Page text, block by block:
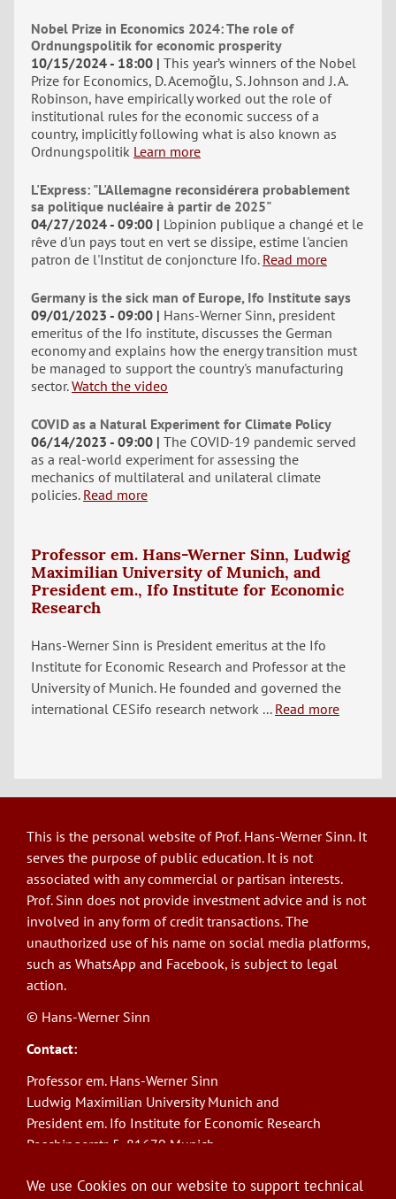
Nobel Prize in Economics 2024: The role of
Ordnungspolitik for economic prosperity
10/15/2024 - 18:00 This year’s winners of the Nobel
Prize for Economics, D. Acemoğlu, S. Johnson and J. A.
Robinson, have empirically worked out the role of
institutional rules for the economic success of a
country, implicitly following what is also known as
Ordnungspolitik Learn more
L'Express: "L'Allemagne reconsidérera probablement
sa politique nucléaire à partir de 2025"
04/27/2024 - 09:00
L'opinion publique a changé et le
rêve d'un pays tout en vert se dissipe, estime l'ancien
patron de l'Institut de conjoncture Ifo. Read more
Germany is the sick man of Europe, Ifo Institute says
09/01/2023 - 09:00
Hans-Werner Sinn, president
emeritus of the Ifo institute, discusses the German
economy and explains how the energy transition must
be managed to support the country's manufacturing
sector. Watch the video
COVID as a Natural Experiment for Climate Policy
06/14/2023 - 09:00 The COVID-19 pandemic served
as a real-world experiment for assessing the
mechanics of multilateral and unilateral climate
policies. Read more
Professor em. Hans-Werner Sinn, Ludwig
Maximilian University of Munich, and
President em., Ifo Institute for Economic
Research
Hans-Werner Sinn is President emeritus at the Ifo
Institute for Economic Research and Professor at the
University of Munich. He founded and governed the
international CESifo research network ... Read more
This is the personal website of Prof. Hans-Werner Sinn. It
serves the purpose of public education. It is not
associated with any commercial or partisan interests.
Prof. Sinn does not provide investment advice and is not
involved in any form of credit transactions. The
unauthorized use of his name on social media platforms,
such as WhatsApp and Facebook, is subject to legal
action.
© Hans-Werner Sinn
Contact:
Professor em. Hans-Werner Sinn
Ludwig Maximilian University Munich and
President em. Ifo Institute for Economic Research
Poschingerstr. 5, 81679 Munich
E-Mail: sinn@ifo.de
We use Cookies on our website to support technical